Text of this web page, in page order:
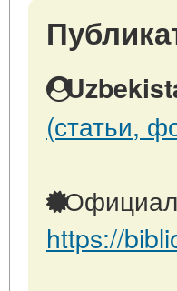
(статьи,
https://